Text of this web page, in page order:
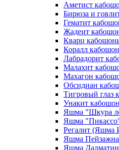
Аметист
Бирюза и
Гематит
Жадеит
Кварц
Коралл
Лабрадорит
Малахит
Махагон
Обсидиан
Тигровый глаз
Унакит
Яшма "Шкура
Яшма
Регалит (Яшма
Яшма
Яшма